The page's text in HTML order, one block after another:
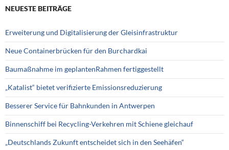
NEUESTE BEITRÄGE
Erweiterung und Digitalisierung der Gleisinfrastruktur
Neue Containerbrücken für den Burchardkai
Baumaßnahme im geplantenRahmen fertiggestellt
„Katalist“ bietet verifizierte Emissionsreduzierung
Besserer Service für Bahnkunden in Antwerpen
Binnenschiff bei Recycling-Verkehren mit Schiene gleichauf
„Deutschlands Zukunft entscheidet sich in den Seehäfen“